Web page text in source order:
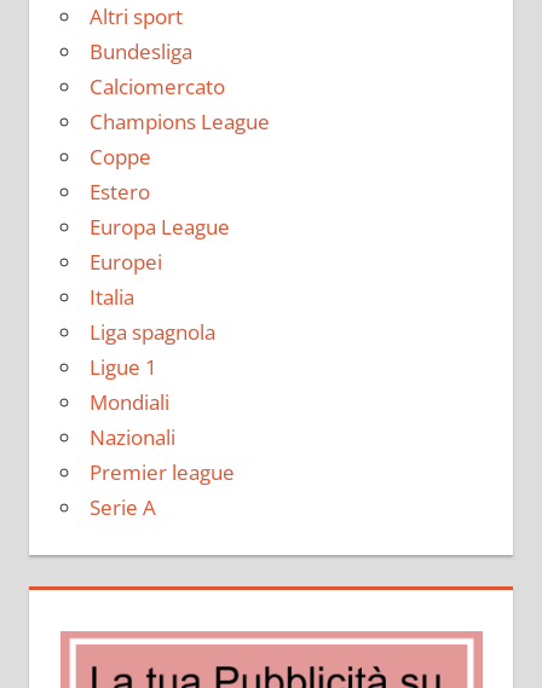
Altri sport
Bundesliga
Calciomercato
Champions League
Coppe
Estero
Europa League
Europei
Italia
Liga spagnola
Ligue 1
Mondiali
Nazionali
Premier league
Serie A